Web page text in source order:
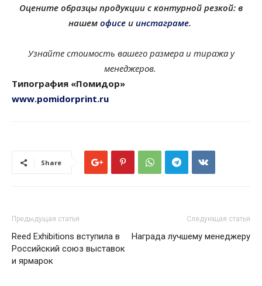
Оцените образцы продукции с контурной резкой: в
нашем офисе и инстаграме.
Узнайте стоимость вашего размера и тиража у
менеджеров.
Типография «Помидор»
www.pomidorprint.ru
Share
Предыдущая статья
Reed Exhibitions вступила в
Российский союз выставок
и ярмарок
Следующая статья
Награда лучшему менеджеру